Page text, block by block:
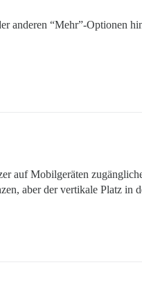
anderen “Mehr”-Optionen
auf Mobilgeräten
aber der vertikale Platz in